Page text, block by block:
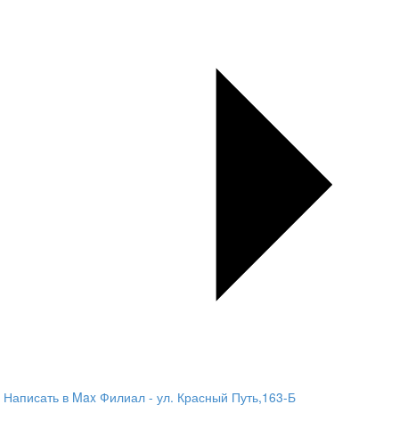
Написать в Max Филиал - ул. Красный Путь,163-Б